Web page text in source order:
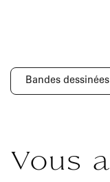
Bandes dessinées
Vous